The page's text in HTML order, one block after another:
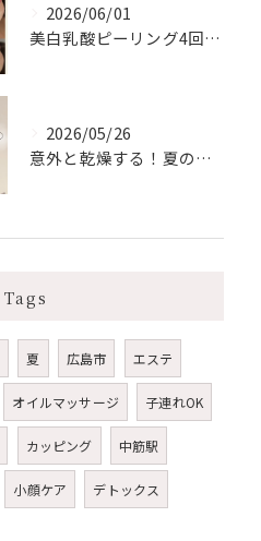
2026/06/01
美白乳酸ピーリング4回❄️【安佐南区/スノーピール/シミケア...
2026/05/26
意外と乾燥する！夏のリップケア【安佐南区エステ/ハーブピーリ...
Tags
夏 広島市 エステ
オイルマッサージ 子連れOK
カッピング 中筋駅
小顔ケア デトックス